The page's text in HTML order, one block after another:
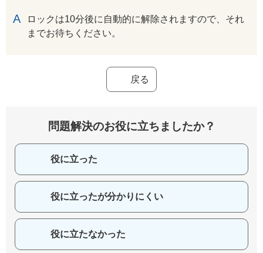
ロックは10分後に自動的に解除されますので、それ
までお待ちください。
戻る
問題解決のお役に立ちましたか？
役に立った
役に立ったが分かりにくい
役に立たなかった